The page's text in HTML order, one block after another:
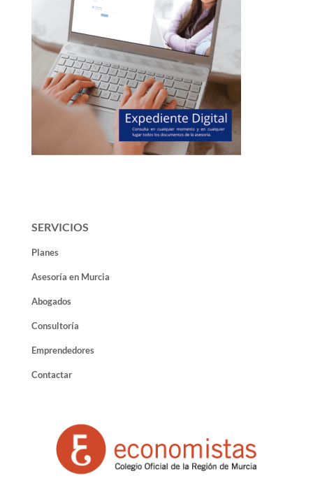
SERVICIOS
Planes
Asesoría en Murcia
Abogados
Consultoría
Emprendedores
Contactar